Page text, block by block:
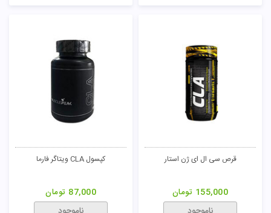
قرص سی ال ای ژن استار
155,000 تومان
کپسول CLA ویتاگر فارما
87,000 تومان